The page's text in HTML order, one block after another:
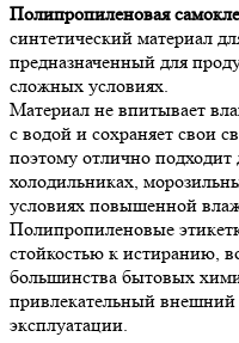
Полипропиленовая
синтетический материал
предназначенный для
сложных условиях.
Материал не впитывает
с водой и сохраняет свои
поэтому отлично подходит
холодильниках,
условиях повышенной
Полипропиленовые
стойкостью к истиранию,
большинства бытовых
привлекательный внешний
эксплуатации.